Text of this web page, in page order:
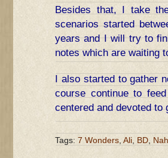
Besides that, I take
scenarios started
years and I will try to
notes which are waiting
I also started to gather
course continue to
centered and devoted
Tags: 7 Wonders Ali BD